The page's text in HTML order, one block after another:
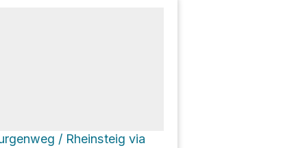
/ Rheinsteig via